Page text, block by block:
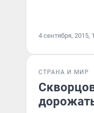
4 сентября, 2015,
СТРАНА И МИР